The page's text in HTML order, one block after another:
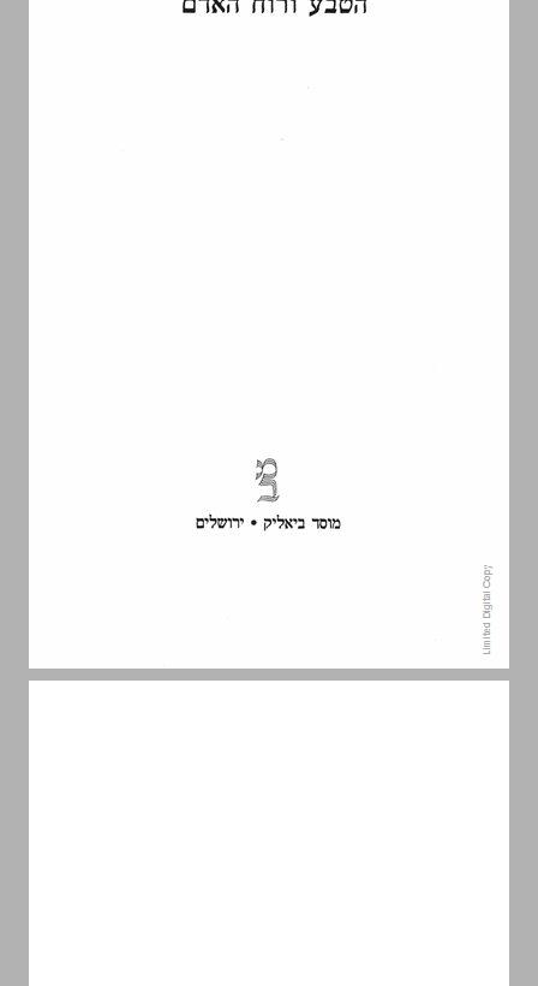
תוכן העניינים ... 5